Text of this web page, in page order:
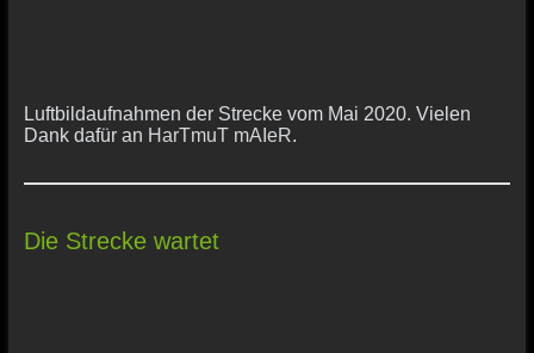
Luftbildaufnahmen der Strecke vom Mai 2020. Vielen
Dank dafür an HarTmuT mAIeR.
Die Strecke wartet